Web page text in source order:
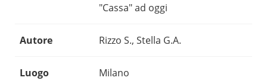
"Cassa" ad oggi
Autore Rizzo S., Stella G.A.
Luogo Milano